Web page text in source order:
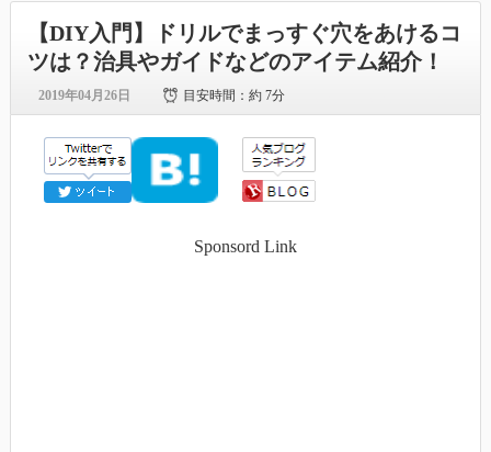
【DIY入門】ドリルでまっすぐ穴をあけるコ
ツは？治具やガイドなどのアイテム紹介！
2019年04月26日 目安時間：約 7分
Sponsord Link